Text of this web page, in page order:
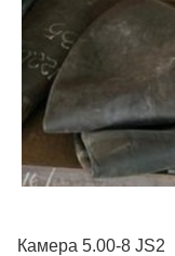
Камера 5.00-8 JS2